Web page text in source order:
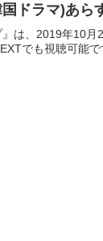
ドラマ)あら
は、2019年10
でも視聴可能